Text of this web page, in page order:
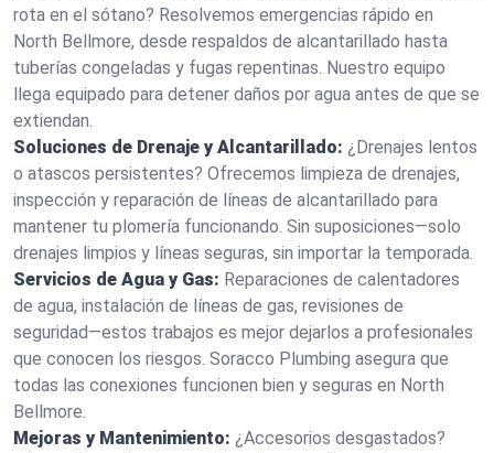
rota en el sótano? Resolvemos emergencias rápido en
North Bellmore, desde respaldos de alcantarillado hasta
tuberías congeladas y fugas repentinas. Nuestro equipo
llega equipado para detener daños por agua antes de que se
extiendan.
Soluciones de Drenaje y Alcantarillado: ¿Drenajes lentos
o atascos persistentes? Ofrecemos limpieza de drenajes,
inspección y reparación de líneas de alcantarillado para
mantener tu plomería funcionando. Sin suposiciones—solo
drenajes limpios y líneas seguras, sin importar la temporada.
Servicios de Agua y Gas: Reparaciones de calentadores
de agua, instalación de líneas de gas, revisiones de
seguridad—estos trabajos es mejor dejarlos a profesionales
que conocen los riesgos. Soracco Plumbing asegura que
todas las conexiones funcionen bien y seguras en North
Bellmore.
Mejoras y Mantenimiento: ¿Accesorios desgastados?